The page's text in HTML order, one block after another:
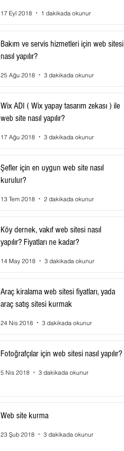
17 Eyl 2018 1 dakikada okunur
Bakım ve servis hizmetleri için web sitesi
nasıl yapılır?
25 Ağu 2018 3 dakikada okunur
Wix ADI ( Wix yapay tasarım zekası ) ile
web site nasıl yapılır?
17 Ağu 2018 3 dakikada okunur
Şefler için en uygun web site nasıl
kurulur?
13 Tem 2018 2 dakikada okunur
Köy dernek, vakıf web sitesi nasıl
yapılır? Fiyatları ne kadar?
14 May 2018 3 dakikada okunur
Araç kiralama web sitesi fiyatları, yada
araç satış sitesi kurmak
24 Nis 2018 3 dakikada okunur
Fotoğrafçılar için web sitesi nasıl yapılır?
5 Nis 2018 3 dakikada okunur
Web site kurma
23 Şub 2018 3 dakikada okunur